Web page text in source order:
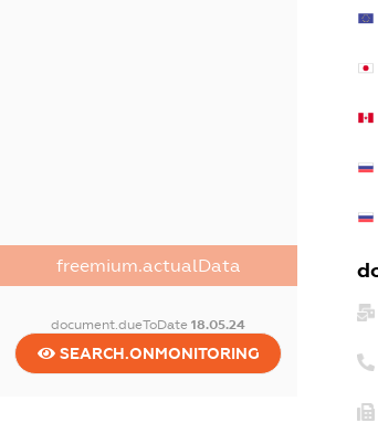
freemium.actualData
document.dueToDate18.05.24
SEARCH.ONMONITORING